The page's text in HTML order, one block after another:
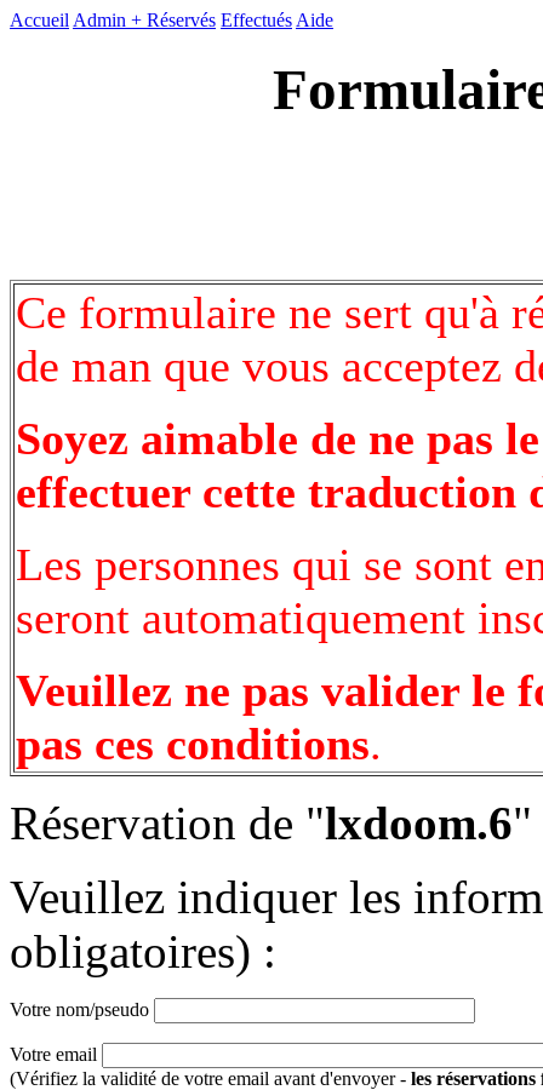
Accueil Admin + Réservés Effectués Aide
Ce formulaire ne sert qu'à
de man que vous acceptez
Soyez aimable de ne pas
effectuer cette traduction
Les personnes qui se sont
seront automatiquement
Veuillez ne pas valider le
pas ces conditions.
Réservation de "lxdoom.6"
Veuillez indiquer les
obligatoires) :
Votre nom/pseudo
Votre email
(Vérifiez la validité de votre email avant d'envoyer - les réservations